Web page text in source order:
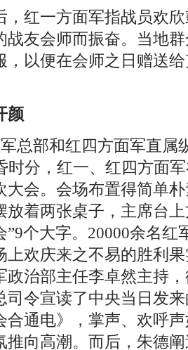
红一方面军指战员欢欣
战友会师而振奋。当地
，以便在会师之日赠送
颜
部和红四方面军直属
时分，红一、红四方面
大会。会场布置得简单
放着两张桌子，主席台
”9个大字。20000余名红
上欢庆来之不易的胜利
政治部主任李卓然主持
司令宣读了中央当日发
合通电》，掌声、欢呼
推向高潮。而后，朱德